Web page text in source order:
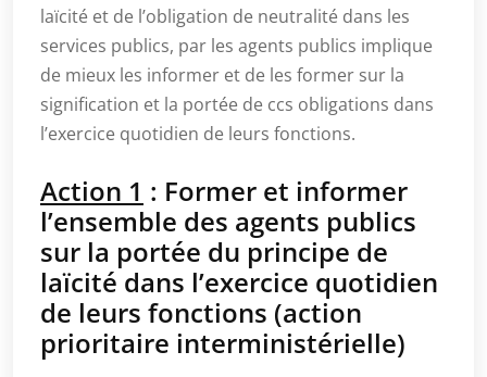
laïcité et de l’obligation de neutralité dans les
services publics, par les agents publics implique
de mieux les informer et de les former sur la
signification et la portée de ccs obligations dans
l’exercice quotidien de leurs fonctions.
Action 1 : Former et informer
l’ensemble des agents publics
sur la portée du principe de
laïcité dans l’exercice quotidien
de leurs fonctions (action
prioritaire interministérielle)